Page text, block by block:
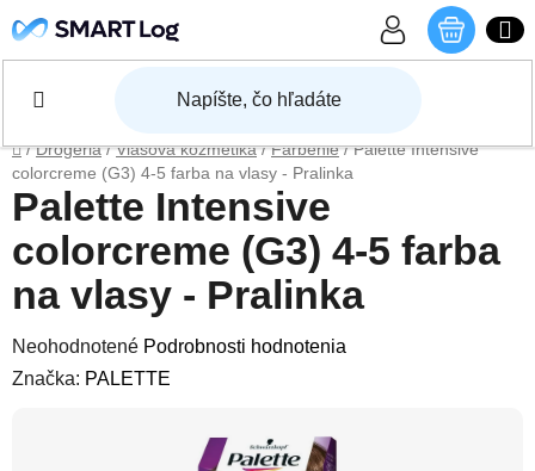
Domov
/ Drogéria / Vlasová kozmetika / Farbenie / Palette Intensive
colorcreme (G3) 4-5 farba na vlasy - Pralinka
Palette Intensive
colorcreme (G3) 4-5 farba
na vlasy - Pralinka
Priemerné hodnotenie produktu je 0,0 z 5 hviezdičiek.
Neohodnotené Podrobnosti hodnotenia
Značka: PALETTE